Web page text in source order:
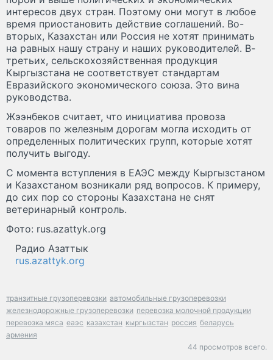
интересов двух стран. Поэтому они могут в любое
время приостановить действие соглашений. Во-
вторых, Казахстан или Россия не хотят принимать
на равных нашу страну и наших руководителей. В-
третьих, сельскохозяйственная продукция
Кыргызстана не соответствует стандартам
Евразийского экономического союза. Это вина
руководства.
Жээнбеков считает, что инициатива провоза
товаров по железным дорогам могла исходить от
определенных политических групп, которые хотят
получить выгоду.
С момента вступления в ЕАЭС между Кыргызстаном
и Казахстаном возникали ряд вопросов. К примеру,
до сих пор со стороны Казахстана не снят
ветеринарный контроль.
Фото: rus.azattyk.org
Радио Азаттык
rus.azattyk.org
транзитные грузоперевозки автомобильные грузоперевозки
железнодорожные грузоперевозки перевозка молочной продукции
перевозка мяса еаэс казахстан кыргызстан россия беларусь
армения
44 просмотров всего.